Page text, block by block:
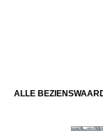
ALLE